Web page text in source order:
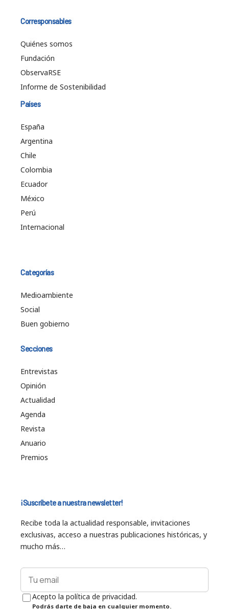
Corresponsables
Quiénes somos
Fundación
ObservaRSE
Informe de Sostenibilidad
Países
España
Argentina
Chile
Colombia
Ecuador
México
Perú
Internacional
Categorías
Medioambiente
Social
Buen gobierno
Secciones
Entrevistas
Opinión
Actualidad
Agenda
Revista
Anuario
Premios
¡Suscríbete a nuestra newsletter!
Recibe toda la actualidad responsable, invitaciones
exclusivas, acceso a nuestras publicaciones históricas, y
mucho más…
Acepto la política de privacidad.
Podrás darte de baja en cualquier momento.